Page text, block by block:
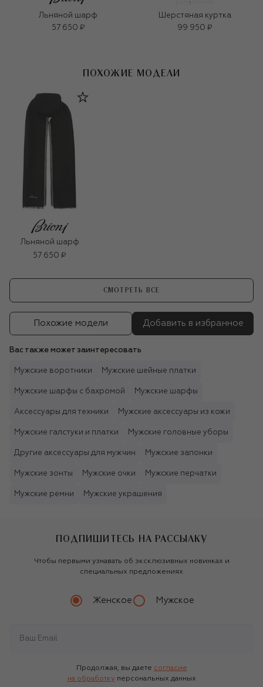
Льняной шарф
57 650 ₽
Шерстяная куртка
99 950 ₽
ПОХОЖИЕ МОДЕЛИ
Льняной шарф
57 650 ₽
СМОТРЕТЬ ВСЕ
Похожие модели Добавить в избранное
Вас также может заинтересовать
Мужские воротники Мужские шейные платки
Мужские шарфы с бахромой Мужские шарфы
Аксессуары для техники Мужские аксессуары из кожи
Мужские галстуки и платки Мужские головные уборы
Другие аксессуары для мужчин Мужские запонки
Мужские зонты Мужские очки Мужские перчатки
Мужские ремни Мужские украшения
ПОДПИШИТЕСЬ НА РАССЫЛКУ
Чтобы первыми узнавать об эксклюзивных новинках и
специальных предложениях
Женское Мужское
Продолжая, вы даете согласие
на обработку персональных данных